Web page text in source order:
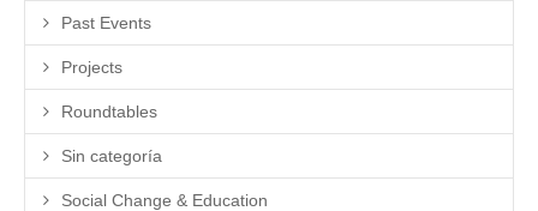
Past Events
Projects
Roundtables
Sin categoría
Social Change & Education